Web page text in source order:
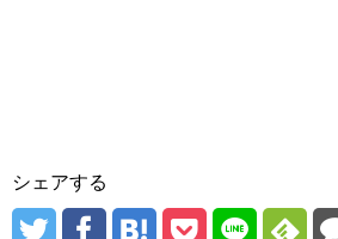
シェアする